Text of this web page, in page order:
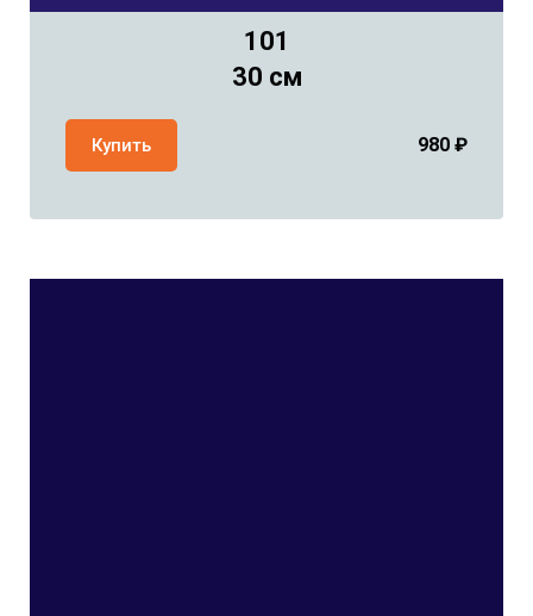
101
30 см
Купить 980 ₽